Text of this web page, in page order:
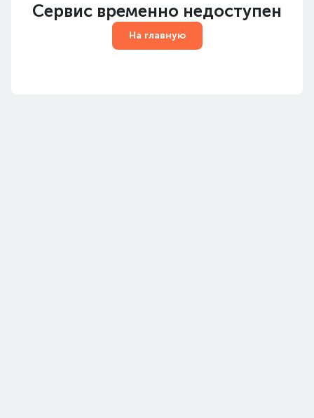
Сервис временно недоступен
На главную